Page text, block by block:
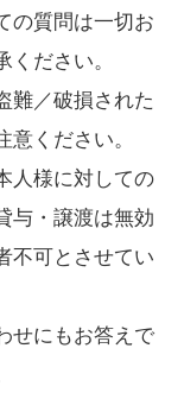
の質問は一切お
ださい。
難／破損された
ください。
人様に対しての
与・譲渡は無効
不可とさせてい
せにもお答えで